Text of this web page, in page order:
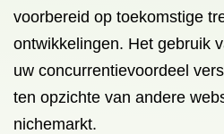
voorbereid op toekomstige
ontwikkelingen. Het gebruik
uw concurrentievoordeel
ten opzichte van andere
nichemarkt.